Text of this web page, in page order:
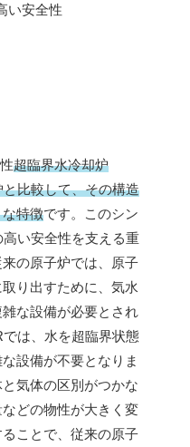
超臨界水冷却炉
比較して、その構造
特徴です。このシン
い安全性を支える重
の原子炉では、原子
り出すために、気水
な設備が必要とされ
は、水を超臨界状態
設備が不要となりま
気体の区別がつかな
どの物性が大きく変
ことで、従来の原子